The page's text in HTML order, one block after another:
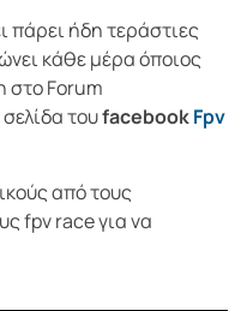
πάρει ήδη τεράστιες
κάθε μέρα όποιος
στο Forum
τουfacebookFpv
από τους
fpv race για να